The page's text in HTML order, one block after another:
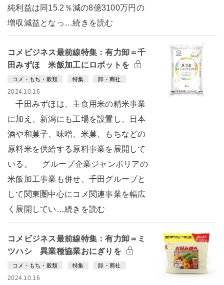
純利益は同15.2％減の8億3100万円の
増収減益となっ…続きを読む
コメビジネス最前線特集：有力卸＝千
田みずほ 米飯加工にロボットを
コメ・もち・穀類 特集 卸・商社
2024.10.16
千田みずほは、主食用米の精米事業
に加え、新潟にも工場を設置し、日本
酒や和菓子、味噌、米菓、もちなどの
原料米を供給する原料事業を展開して
いる。 グループ企業ジャンボリアの
米飯加工事業も併せ、千田グループと
して関東圏中心にコメ関連事業を幅広
く展開してい…続きを読む
コメビジネス最前線特集：有力卸＝ミ
ツハシ 異業種協業おにぎりを
コメ・もち・穀類 特集 卸・商社
2024.10.16